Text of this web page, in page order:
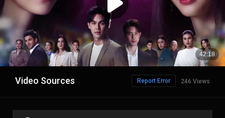
Video Sources 246 Views
Report Error